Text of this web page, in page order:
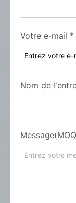
Votre e-mail *
Nom de